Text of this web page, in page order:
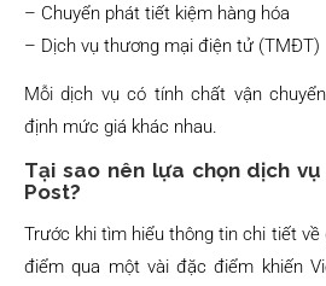
– Chuyển phát tiết kiệm hàng hóa
– Dịch vụ thương mại điện tử (TMĐT)
Mỗi dịch vụ có tính chất vận
định mức giá khác nhau.
Tại sao nên lựa chọn dịch
Post?
Trước khi tìm hiểu thông tin chi tiết
điểm qua một vài đặc điểm khiến